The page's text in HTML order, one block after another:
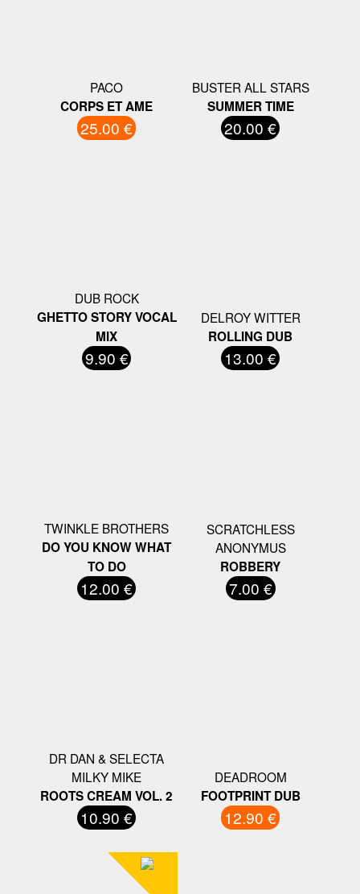
PACO
CORPS ET AME
25.00 €
BUSTER ALL STARS
SUMMER TIME
20.00 €
DUB ROCK
GHETTO STORY VOCAL
MIX
9.90 €
DELROY WITTER
ROLLING DUB
13.00 €
TWINKLE BROTHERS
DO YOU KNOW WHAT
TO DO
12.00 €
SCRATCHLESS
ANONYMUS
ROBBERY
7.00 €
DR DAN & SELECTA
MILKY MIKE
ROOTS CREAM VOL. 2
10.90 €
DEADROOM
FOOTPRINT DUB
12.90 €